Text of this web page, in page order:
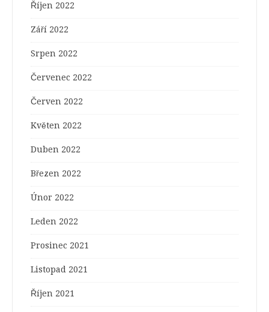
Říjen 2022
Září 2022
Srpen 2022
Červenec 2022
Červen 2022
Květen 2022
Duben 2022
Březen 2022
Únor 2022
Leden 2022
Prosinec 2021
Listopad 2021
Říjen 2021